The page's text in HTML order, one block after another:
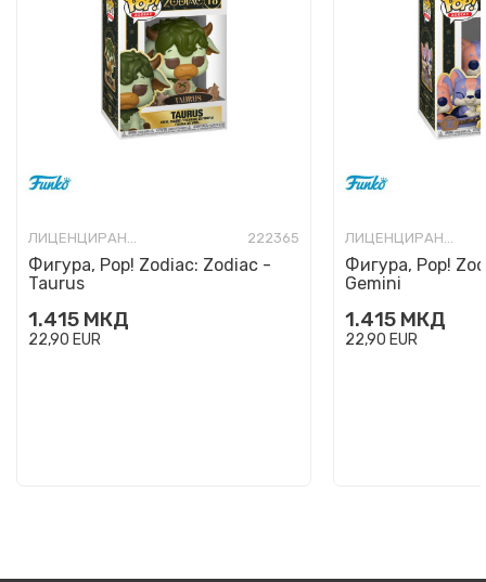
ЛИЦЕНЦИРАНИ ФИГУРИ И СЕТОВИ 222365
Фигура, Pop! Zodiac: Zodiac -
Taurus
1.415 МКД
22,90 EUR
ЛИЦЕНЦИРАНИ ФИГУРИ И СЕТОВИ
Фигура, Pop!
Gemini
1.415 МКД
22,90 EUR